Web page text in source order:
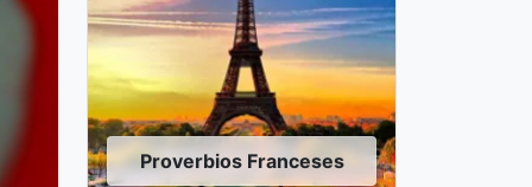
Proverbios Franceses